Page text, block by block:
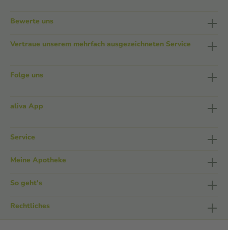
Bewerte uns
Vertraue unserem mehrfach ausgezeichneten Service
Folge uns
aliva App
Service
Meine Apotheke
So geht's
Rechtliches